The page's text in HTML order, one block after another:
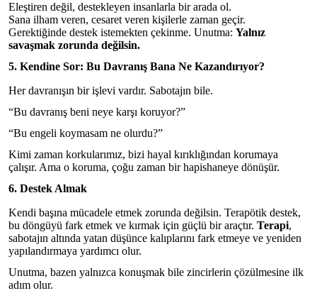
Eleştiren değil, destekleyen insanlarla bir arada ol.
Sana ilham veren, cesaret veren kişilerle zaman geçir.
Gerektiğinde destek istemekten çekinme. Unutma: Yalnız
savaşmak zorunda değilsin.
5. Kendine Sor: Bu Davranış Bana Ne Kazandırıyor?
Her davranışın bir işlevi vardır. Sabotajın bile.
“Bu davranış beni neye karşı koruyor?”
“Bu engeli koymasam ne olurdu?”
Kimi zaman korkularımız, bizi hayal kırıklığından korumaya
çalışır. Ama o koruma, çoğu zaman bir hapishaneye dönüşür.
6. Destek Almak
Kendi başına mücadele etmek zorunda değilsin. Terapötik destek,
bu döngüyü fark etmek ve kırmak için güçlü bir araçtır. Terapi,
sabotajın altında yatan düşünce kalıplarını fark etmeye ve yeniden
yapılandırmaya yardımcı olur.
Unutma, bazen yalnızca konuşmak bile zincirlerin çözülmesine ilk
adım olur.